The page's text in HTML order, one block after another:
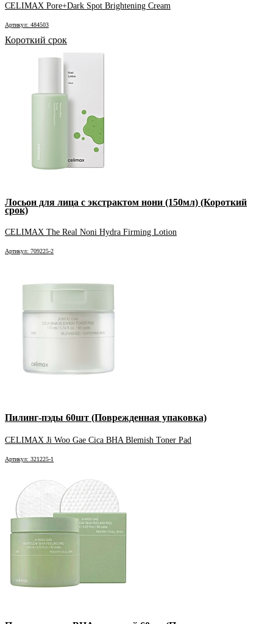
CELIMAX Pore+Dark Spot Brightening Cream
Артикул: 484503
Короткий срок
Лосьон для лица с экстрактом нони (150мл) (Короткий
срок)
CELIMAX The Real Noni Hydra Firming Lotion
Артикул: 709225-2
Пилинг-пэды 60шт (Поврежденная упаковка)
CELIMAX Ji Woo Gae Cica BHA Blemish Toner Pad
Артикул: 321225-1